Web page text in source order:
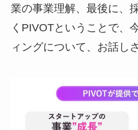
業の事業理解、最後に、
くPIVOTということで、
ィングについて、お話し